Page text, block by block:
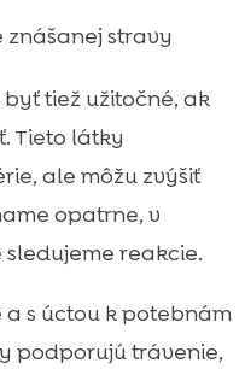
znášanej stravy
byť tiež užitočné, ak
Tieto látky
ale môžu zvýšiť
opatrne, v
reakcie.
s úctou k potebnám
podporujú trávenie,